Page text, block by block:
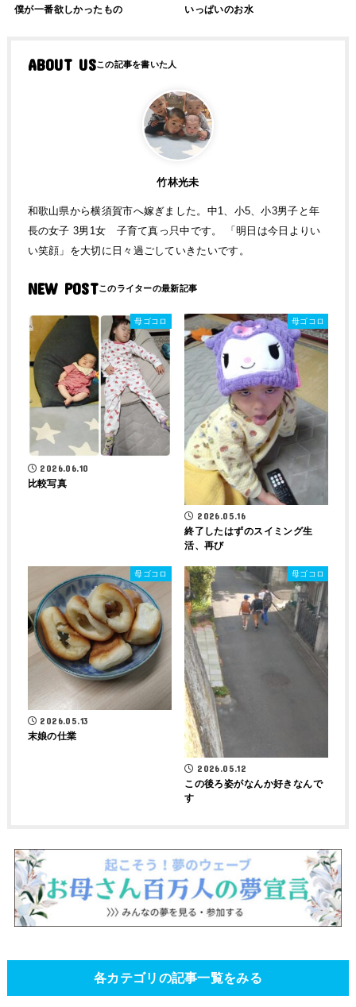
僕が一番欲しかったもの いっぱいのお水
ABOUT US
竹林光未
和歌山県から横須賀市へ嫁ぎました。中1、小5、小3男子と年
長の女子 3男1女 子育て真っ只中です。 「明日は今日よりい
い笑顔」を大切に日々過ごしていきたいです。
NEW POST
母ゴコロ
2026.06.10
比較写真
母ゴコロ
2026.05.16
終了したはずのスイミング生
活、再び
母ゴコロ
2026.05.13
末娘の仕業
母ゴコロ
2026.05.12
この後ろ姿がなんか好きなんで
す
各カテゴリの記事一覧をみる